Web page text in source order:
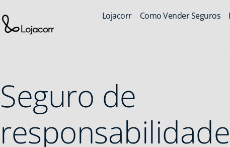
Lojacorr Como Vender Seguros
Seguro de